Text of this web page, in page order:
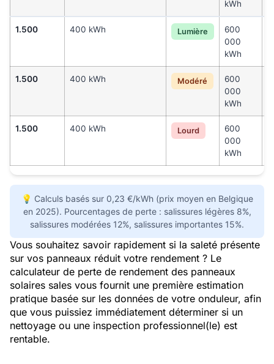
kWh
1.500 400 kWh Lumière
600
000
kWh
1.500 400 kWh Modéré
600
000
kWh
1.500 400 kWh Lourd
600
000
kWh
💡 Calculs basés sur 0,23 €/kWh (prix moyen en Belgique
en 2025). Pourcentages de perte : salissures légères 8%,
salissures modérées 12%, salissures importantes 15%.
Vous souhaitez savoir rapidement si la saleté présente
sur vos panneaux réduit votre rendement ? Le
calculateur de perte de rendement des panneaux
solaires sales vous fournit une première estimation
pratique basée sur les données de votre onduleur, afin
que vous puissiez immédiatement déterminer si un
nettoyage ou une inspection professionnel(le) est
rentable.